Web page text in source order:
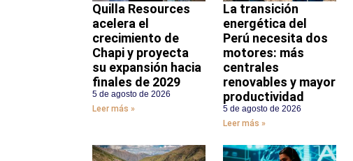
Quilla Resources
acelera el
crecimiento de
Chapi y proyecta
su expansión hacia
finales de 2029
5 de agosto de 2026
Leer más »
La transición
energética del
Perú necesita dos
motores: más
centrales
renovables y mayor
productividad
5 de agosto de 2026
Leer más »